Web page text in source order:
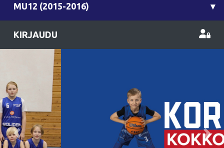
MU12 (2015-2016) ▾
KIRJAUDU
Previous